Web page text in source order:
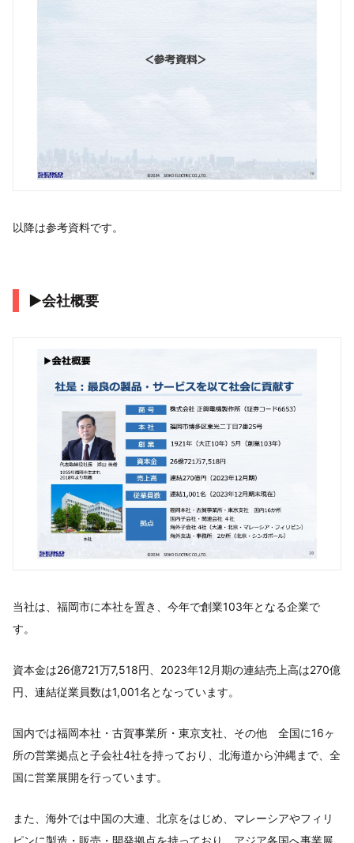
以降は参考資料です。
▶会社概要
当社は、福岡市に本社を置き、今年で創業103年となる企業で
す。
資本金は26億721万7,518円、2023年12月期の連結売上高は270億
円、連結従業員数は1,001名となっています。
国内では福岡本社・古賀事業所・東京支社、その他 全国に16ヶ
所の営業拠点と子会社4社を持っており、北海道から沖縄まで、全
国に営業展開を行っています。
また、海外では中国の大連、北京をはじめ、マレーシアやフィリ
ピンに製造・販売・開発拠点を持っており、アジア各国へ事業展